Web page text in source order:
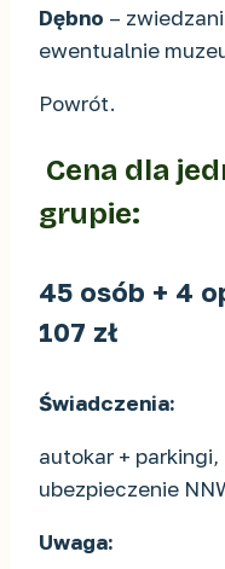
Dębno –
ewentualnie
Powrót.
Cena dla
grupie:
45 osób + 4
107 zł
Świadczenia:
autokar +
ubezpieczenie
Uwaga: